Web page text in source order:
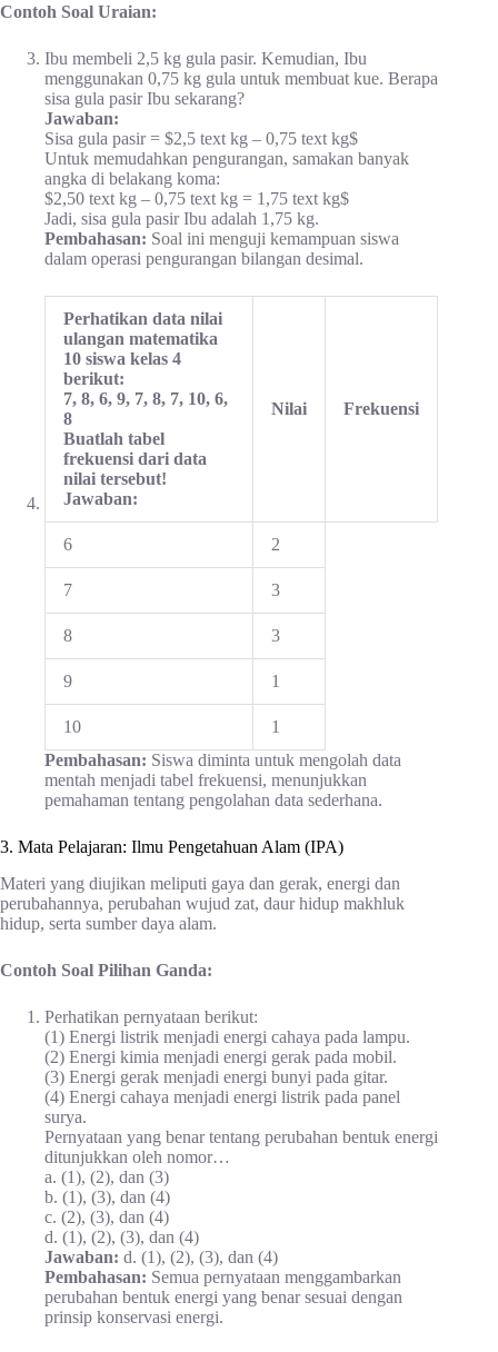
Contoh Soal Uraian:
Ibu membeli 2,5 kg gula pasir. Kemudian, Ibu
menggunakan 0,75 kg gula untuk membuat kue. Berapa
sisa gula pasir Ibu sekarang?
Jawaban:
Sisa gula pasir = $2,5 text kg – 0,75 text kg$
Untuk memudahkan pengurangan, samakan banyak
angka di belakang koma:
$2,50 text kg – 0,75 text kg = 1,75 text kg$
Jadi, sisa gula pasir Ibu adalah 1,75 kg.
Pembahasan: Soal ini menguji kemampuan siswa
dalam operasi pengurangan bilangan desimal.
Perhatikan data nilai
ulangan matematika
10 siswa kelas 4
berikut:
7, 8, 6, 9, 7, 8, 7, 10, 6,
8
Buatlah tabel
frekuensi dari data
nilai tersebut!
Jawaban:
Nilai Frekuensi
6 2
7 3
8 3
9 1
10
1
Pembahasan: Siswa diminta untuk mengolah data
mentah menjadi tabel frekuensi, menunjukkan
pemahaman tentang pengolahan data sederhana.
3. Mata Pelajaran: Ilmu Pengetahuan Alam (IPA)
Materi yang diujikan meliputi gaya dan gerak, energi dan
perubahannya, perubahan wujud zat, daur hidup makhluk
hidup, serta sumber daya alam.
Contoh Soal Pilihan Ganda:
Perhatikan pernyataan berikut:
(1) Energi listrik menjadi energi cahaya pada lampu.
(2) Energi kimia menjadi energi gerak pada mobil.
(3) Energi gerak menjadi energi bunyi pada gitar.
(4) Energi cahaya menjadi energi listrik pada panel
surya.
Pernyataan yang benar tentang perubahan bentuk energi
ditunjukkan oleh nomor…
a. (1), (2), dan (3)
b. (1), (3), dan (4)
c. (2), (3), dan (4)
d. (1), (2), (3), dan (4)
Jawaban: d. (1), (2), (3), dan (4)
Pembahasan: Semua pernyataan menggambarkan
perubahan bentuk energi yang benar sesuai dengan
prinsip konservasi energi.